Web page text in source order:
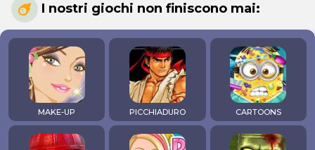
I nostri giochi non finiscono mai:
MAKE-UP PICCHIADURO CARTOONS